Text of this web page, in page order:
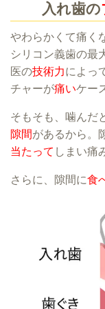
入れ歯の
やわらかくて痛く
シリコン義歯の最
医の技術力によっ
チャーが痛いケー
そもそも、噛んだ
隙間があるから。
当たって しまい痛
さらに、隙間に食